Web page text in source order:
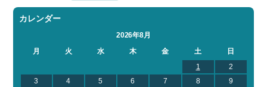
カレンダー
2026年8月
月
火 水 木 金 土
日
1
2
3
4 5 6 7 8
9